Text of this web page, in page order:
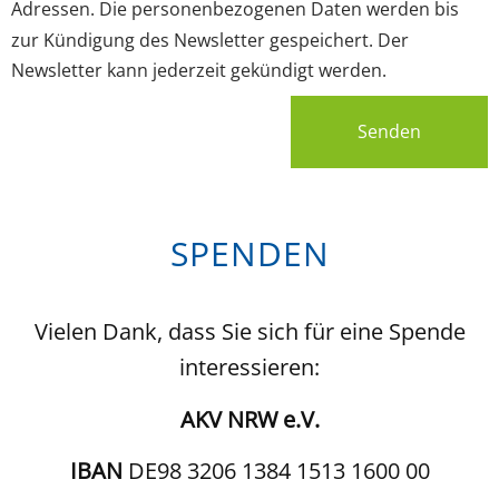
Adressen. Die personenbezogenen Daten werden bis
zur Kündigung des Newsletter gespeichert. Der
Newsletter kann jederzeit gekündigt werden.
Senden
SPENDEN
Vielen Dank, dass Sie sich für eine Spende
interessieren:
AKV NRW e.V.
IBAN DE98 3206 1384 1513 1600 00